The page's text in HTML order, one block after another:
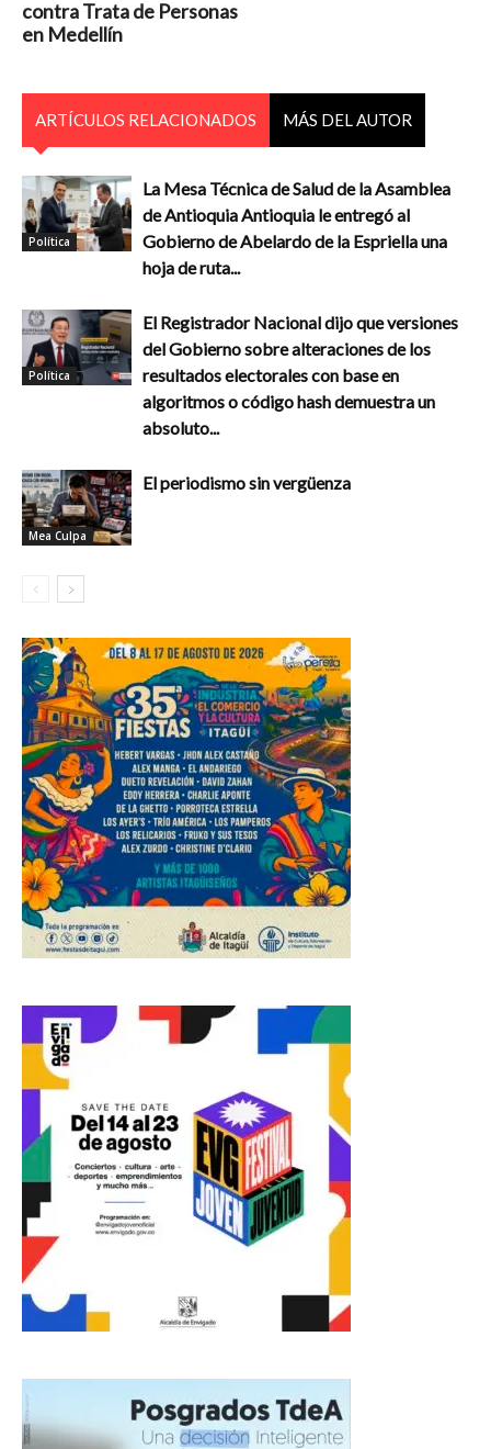
contra Trata de Personas
en Medellín
ARTÍCULOS RELACIONADOS MÁS DEL AUTOR
Política
La Mesa Técnica de Salud de la Asamblea
de Antioquia Antioquia le entregó al
Gobierno de Abelardo de la Espriella una
hoja de ruta...
Política
El Registrador Nacional dijo que versiones
del Gobierno sobre alteraciones de los
resultados electorales con base en
algoritmos o código hash demuestra un
absoluto...
Mea Culpa
El periodismo sin vergüenza